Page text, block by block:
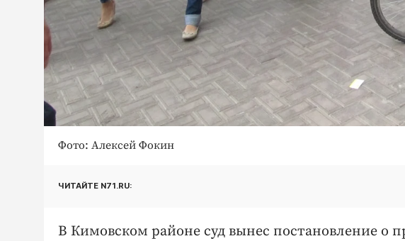
Фото: Алексей Фокин
ЧИТАЙТЕ N71.RU:
В Кимовском районе суд вынес постановление о